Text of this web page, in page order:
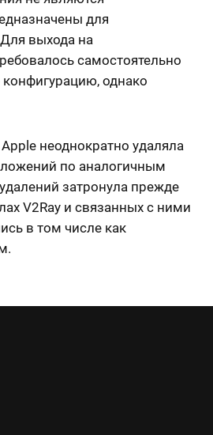
для
выхода на
самостоятельно
однако
неоднократно удаляла
по аналогичным
затронула прежде
V2Ray и связанных с ними
в том числе как